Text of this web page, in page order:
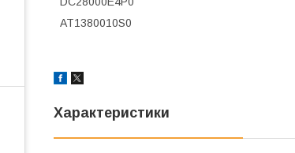
AT1380010S0
Характеристики